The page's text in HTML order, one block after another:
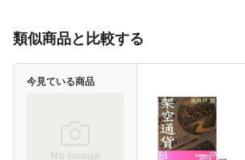
類似商品と比較する
今見ている商品